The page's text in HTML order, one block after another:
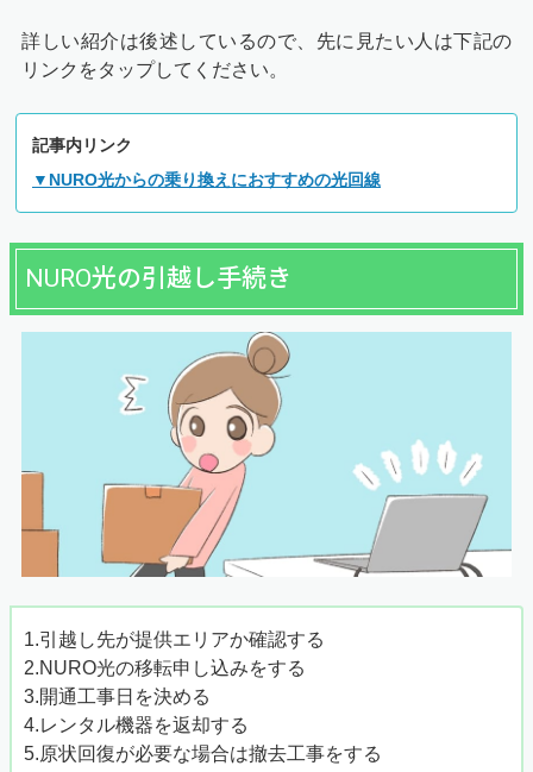
詳しい紹介は後述しているので、先に見たい人は下記の
リンクをタップしてください。
記事内リンク
▼NURO光からの乗り換えにおすすめの光回線
NURO光の引越し手続き
1.引越し先が提供エリアか確認する
2.NURO光の移転申し込みをする
3.開通工事日を決める
4.レンタル機器を返却する
5.原状回復が必要な場合は撤去工事をする